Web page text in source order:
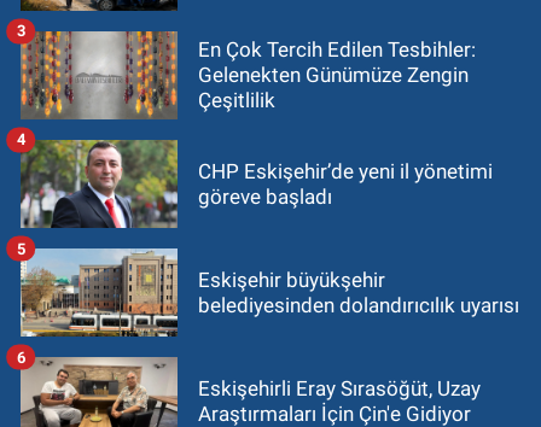
En Çok Tercih Edilen Tesbihler:
Gelenekten Günümüze Zengin
Çeşitlilik
3
CHP Eskişehir’de yeni il yönetimi
göreve başladı
4
Eskişehir büyükşehir
belediyesinden dolandırıcılık uyarısı
5
Eskişehirli Eray Sırasöğüt, Uzay
Araştırmaları İçin Çin'e Gidiyor
6